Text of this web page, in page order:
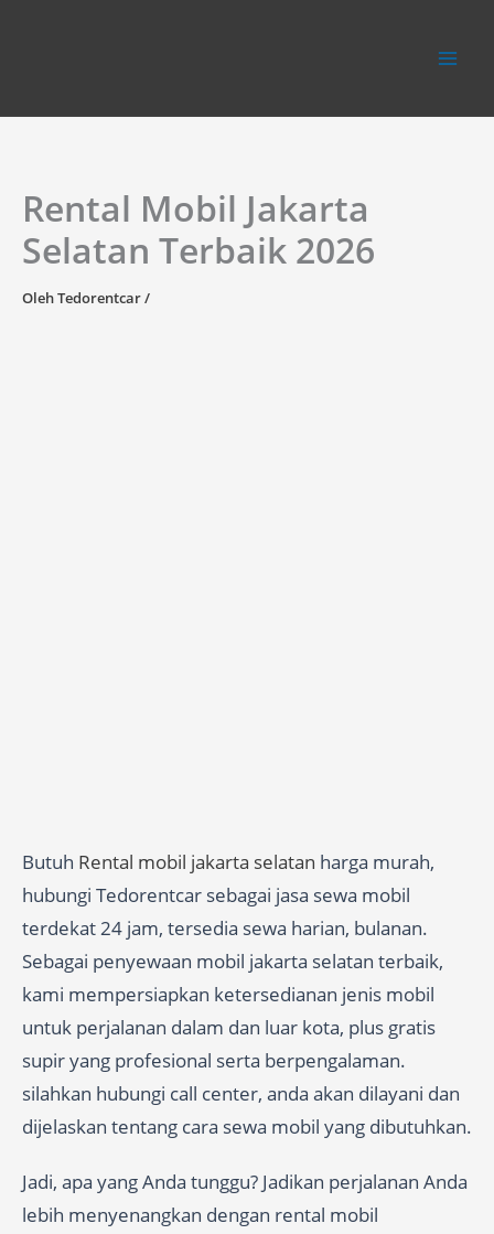
Rental Mobil Jakarta
Selatan Terbaik 2026
OlehTedorentcar/
Butuh Rental mobil jakarta selatan harga murah,
hubungi Tedorentcar sebagai jasa sewa mobil
terdekat 24 jam, tersedia sewa harian, bulanan.
Sebagai penyewaan mobil jakarta selatan terbaik,
kami mempersiapkan ketersedianan jenis mobil
untuk perjalanan dalam dan luar kota, plus gratis
supir yang profesional serta berpengalaman.
silahkan hubungi call center, anda akan dilayani dan
dijelaskan tentang cara sewa mobil yang dibutuhkan.
Jadi, apa yang Anda tunggu? Jadikan perjalanan Anda
lebih menyenangkan dengan rental mobil